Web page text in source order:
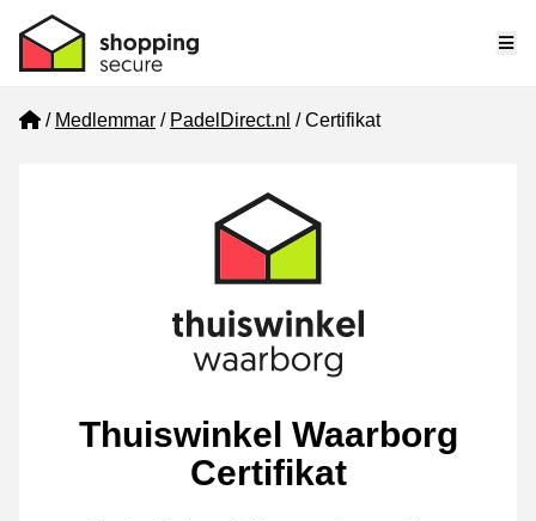
Home
Medlemmar PadelDirect.nl Certifikat
Thuiswinkel Waarborg
Certifikat